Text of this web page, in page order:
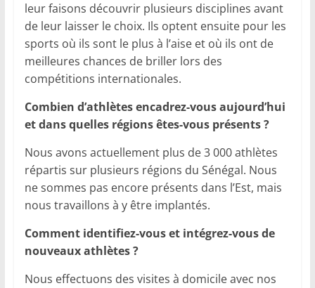
leur faisons découvrir plusieurs disciplines avant
de leur laisser le choix. Ils optent ensuite pour les
sports où ils sont le plus à l’aise et où ils ont de
meilleures chances de briller lors des
compétitions internationales.
Combien d’athlètes encadrez-vous aujourd’hui
et dans quelles régions êtes-vous présents ?
Nous avons actuellement plus de 3 000 athlètes
répartis sur plusieurs régions du Sénégal. Nous
ne sommes pas encore présents dans l’Est, mais
nous travaillons à y être implantés.
Comment identifiez-vous et intégrez-vous de
nouveaux athlètes ?
Nous effectuons des visites à domicile avec nos